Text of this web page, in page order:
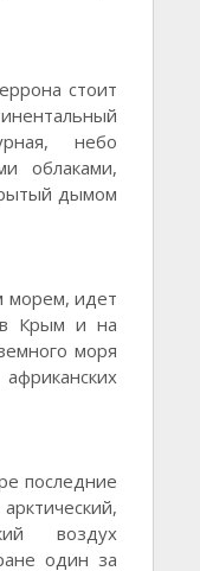
стоит
небо
облаками,
дымом
морем, идет
в Крым и на
моря
последние
воздух
один за